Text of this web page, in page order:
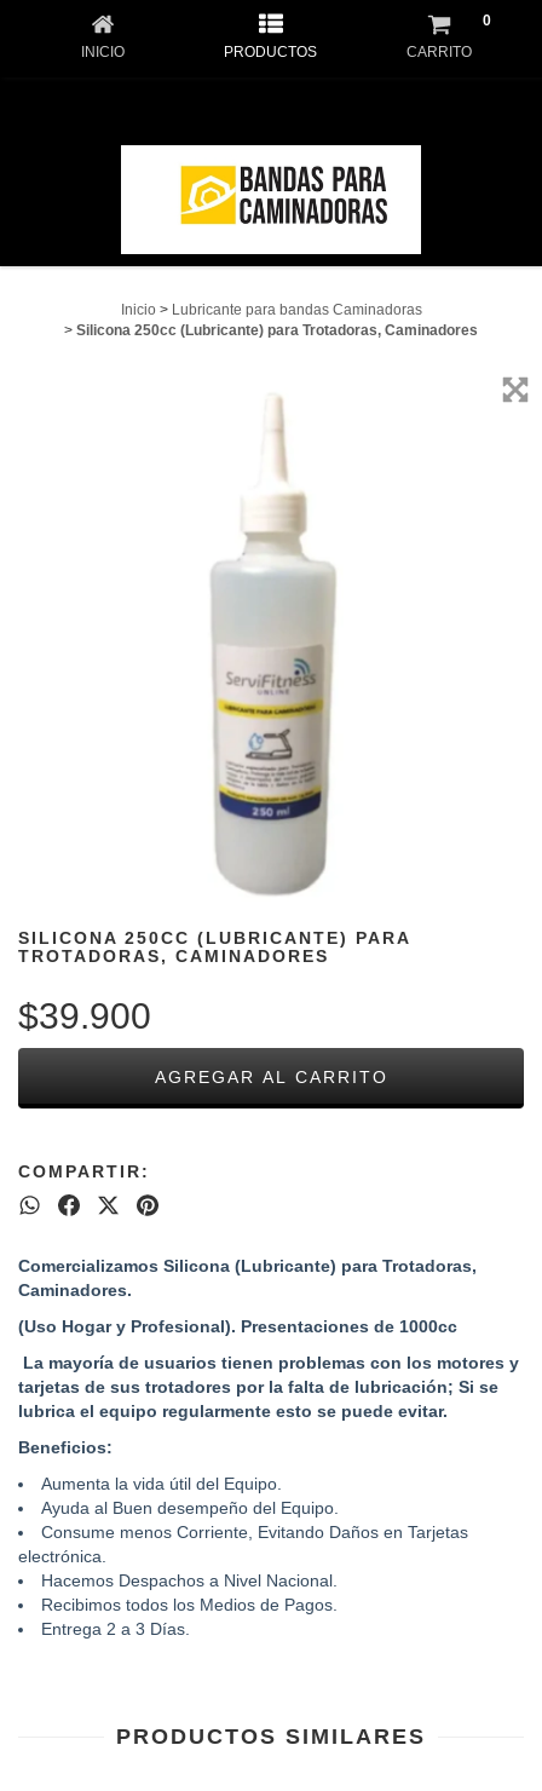
INICIO PRODUCTOS CARRITO
0
Inicio > Lubricante para bandas Caminadoras
> Silicona 250cc (Lubricante) para Trotadoras, Caminadores
SILICONA 250CC (LUBRICANTE) PARA
TROTADORAS, CAMINADORES
$39.900
COMPARTIR:
Comercializamos Silicona (Lubricante) para Trotadoras,
Caminadores.
(Uso Hogar y Profesional). Presentaciones de 1000cc
La mayoría de usuarios tienen problemas con los motores y
tarjetas de sus trotadores por la falta de lubricación; Si se
lubrica el equipo regularmente esto se puede evitar.
Beneficios:
Aumenta la vida útil del Equipo.
Ayuda al Buen desempeño del Equipo.
Consume menos Corriente, Evitando Daños en Tarjetas
electrónica.
Hacemos Despachos a Nivel Nacional.
Recibimos todos los Medios de Pagos.
Entrega 2 a 3 Días.
PRODUCTOS SIMILARES